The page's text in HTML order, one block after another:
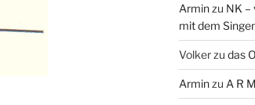
Arminzu NK –
mit dem
Volkerzu das
Arminzu A R